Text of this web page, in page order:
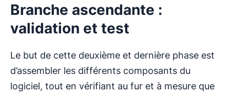
Branche ascendante :
validation et test
Le but de cette deuxième et dernière phase est
d’assembler les différents composants du
logiciel, tout en vérifiant au fur et à mesure que